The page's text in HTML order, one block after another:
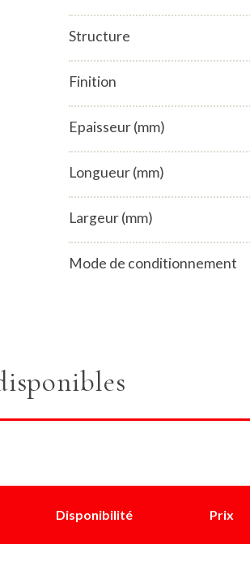
Structure
Finition
Epaisseur (mm)
Longueur (mm)
Largeur (mm)
Mode de conditionnement
Disponibilité Prix